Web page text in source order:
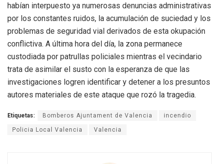
habían interpuesto ya numerosas denuncias administrativas
por los constantes ruidos, la acumulación de suciedad y los
problemas de seguridad vial derivados de esta okupación
conflictiva. A última hora del día, la zona permanece
custodiada por patrullas policiales mientras el vecindario
trata de asimilar el susto con la esperanza de que las
investigaciones logren identificar y detener a los presuntos
autores materiales de este ataque que rozó la tragedia.
Etiquetas: Bomberos Ajuntament de Valencia incendio
Policia Local Valencia Valencia